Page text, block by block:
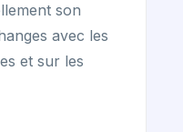
son
avec les
et sur les